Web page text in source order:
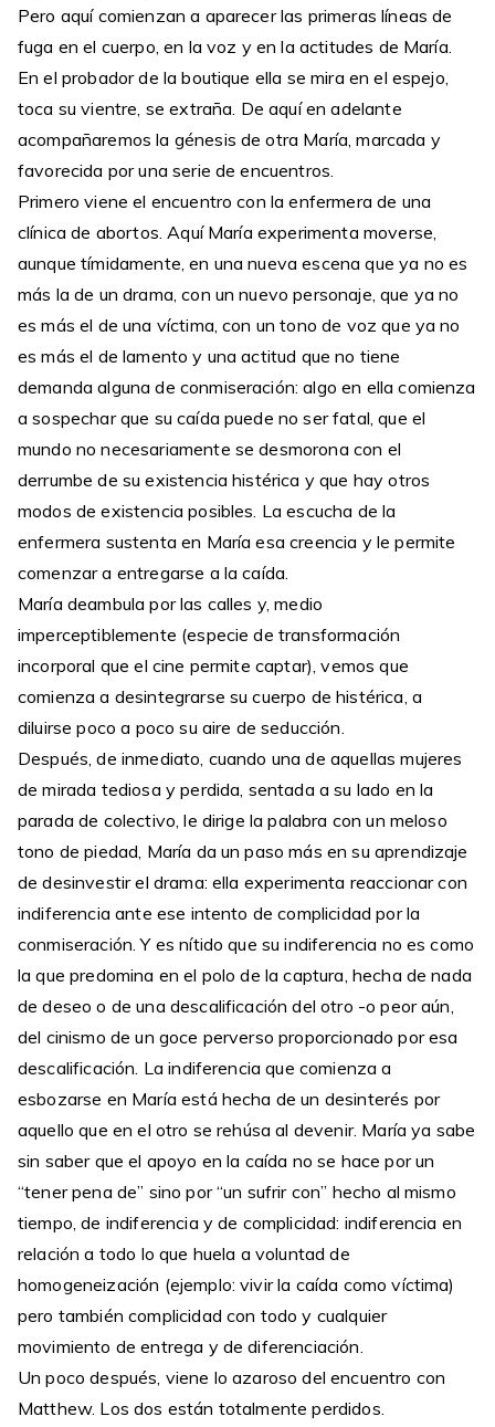
Pero aquí comienzan a aparecer las primeras líneas de
fuga en el cuerpo, en la voz y en la actitudes de María.
En el probador de la boutique ella se mira en el espejo,
toca su vientre, se extraña. De aquí en adelante
acompañaremos la génesis de otra María, marcada y
favorecida por una serie de encuentros.
Primero viene el encuentro con la enfermera de una
clínica de abortos. Aquí María experimenta moverse,
aunque tímidamente, en una nueva escena que ya no es
más la de un drama, con un nuevo personaje, que ya no
es más el de una víctima, con un tono de voz que ya no
es más el de lamento y una actitud que no tiene
demanda alguna de conmiseración: algo en ella comienza
a sospechar que su caída puede no ser fatal, que el
mundo no necesariamente se desmorona con el
derrumbe de su existencia histérica y que hay otros
modos de existencia posibles. La escucha de la
enfermera sustenta en María esa creencia y le permite
comenzar a entregarse a la caída.
María deambula por las calles y, medio
imperceptiblemente (especie de transformación
incorporal que el cine permite captar), vemos que
comienza a desintegrarse su cuerpo de histérica, a
diluirse poco a poco su aire de seducción.
Después, de inmediato, cuando una de aquellas mujeres
de mirada tediosa y perdida, sentada a su lado en la
parada de colectivo, le dirige la palabra con un meloso
tono de piedad, María da un paso más en su aprendizaje
de desinvestir el drama: ella experimenta reaccionar con
indiferencia ante ese intento de complicidad por la
conmiseración. Y es nítido que su indiferencia no es como
la que predomina en el polo de la captura, hecha de nada
de deseo o de una descalificación del otro -o peor aún,
del cinismo de un goce perverso proporcionado por esa
descalificación. La indiferencia que comienza a
esbozarse en María está hecha de un desinterés por
aquello que en el otro se rehúsa al devenir. María ya sabe
sin saber que el apoyo en la caída no se hace por un
“tener pena de” sino por “un sufrir con” hecho al mismo
tiempo, de indiferencia y de complicidad: indiferencia en
relación a todo lo que huela a voluntad de
homogeneización (ejemplo: vivir la caída como víctima)
pero también complicidad con todo y cualquier
movimiento de entrega y de diferenciación.
Un poco después, viene lo azaroso del encuentro con
Matthew. Los dos están totalmente perdidos.